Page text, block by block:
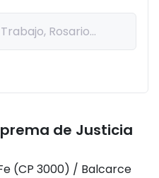
de Justicia
(CP 3000) / Balcarce